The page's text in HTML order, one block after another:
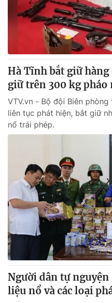
Hà Tĩnh bắt giữ
giữ trên 300 kg pháo
VTV.vn - Bộ đội Biên
liên tục phát hiện, bắt giữ
nổ trái phép.
Người dân tự
liệu nổ và các loại